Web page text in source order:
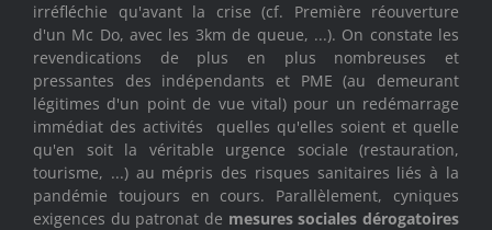
irréfléchie qu'avant la crise (cf. Première réouverture
d'un Mc Do, avec les 3km de queue, ...). On constate les
revendications de plus en plus nombreuses et
pressantes des indépendants et PME (au demeurant
légitimes d'un point de vue vital) pour un redémarrage
immédiat des activités quelles qu'elles soient et quelle
qu'en soit la véritable urgence sociale (restauration,
tourisme, ...) au mépris des risques sanitaires liés à la
pandémie toujours en cours. Parallèlement, cyniques
exigences du patronat de mesures sociales dérogatoires